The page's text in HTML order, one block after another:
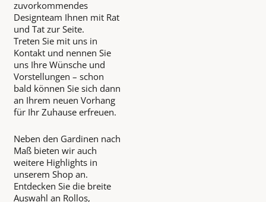
zuvorkommendes
Designteam Ihnen mit Rat
und Tat zur Seite.
Treten Sie mit uns in
Kontakt und nennen Sie
uns Ihre Wünsche und
Vorstellungen – schon
bald können Sie sich dann
an Ihrem neuen Vorhang
für Ihr Zuhause erfreuen.
Neben den Gardinen nach
Maß bieten wir auch
weitere Highlights in
unserem Shop an.
Entdecken Sie die breite
Auswahl an Rollos,